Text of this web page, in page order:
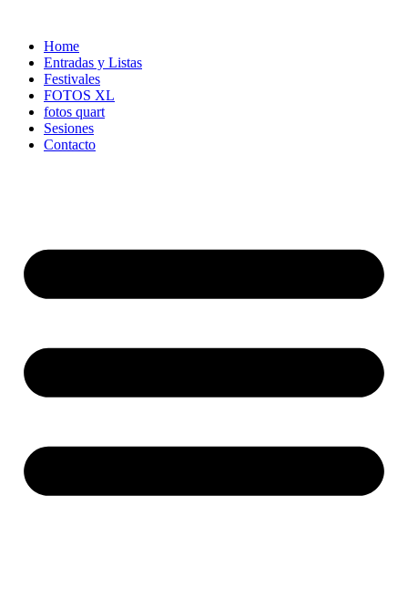
contenidoHome
Entradas y Listas
Festivales
FOTOS XL
fotos quart
Sesiones
Contacto